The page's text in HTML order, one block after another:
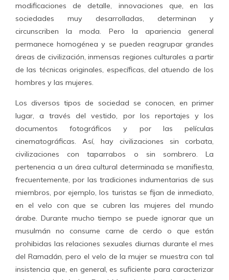
modificaciones de detalle, innovaciones que, en las
sociedades muy desarrolladas, determinan y
circunscriben la moda. Pero la apariencia general
permanece homogénea y se pueden reagrupar grandes
áreas de civilización, inmensas regiones culturales a partir
de las técnicas originales, específicas, del atuendo de los
hombres y las mujeres.
Los diversos tipos de sociedad se conocen, en primer
lugar, a través del vestido, por los reportajes y los
documentos fotográficos y por las películas
cinematográficas. Así, hay civilizaciones sin corbata,
civilizaciones con taparrabos o sin sombrero. La
pertenencia a un área cultural determinada se manifiesta,
frecuentemente, por las tradiciones indumentarias de sus
miembros, por ejemplo, los turistas se fijan de inmediato,
en el velo con que se cubren las mujeres del mundo
árabe. Durante mucho tiempo se puede ignorar que un
musulmán no consume carne de cerdo o que están
prohibidas las relaciones sexuales diurnas durante el mes
del Ramadán, pero el velo de la mujer se muestra con tal
insistencia que, en general, es suficiente para caracterizar